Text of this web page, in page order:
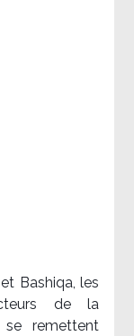
Bashiqa, les
de la
se remettent